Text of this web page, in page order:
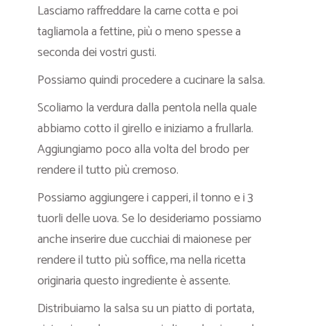
Lasciamo raffreddare la carne cotta e poi
tagliamola a fettine, più o meno spesse a
seconda dei vostri gusti.
Possiamo quindi procedere a cucinare la salsa.
Scoliamo la verdura dalla pentola nella quale
abbiamo cotto il girello e iniziamo a frullarla.
Aggiungiamo poco alla volta del brodo per
rendere il tutto più cremoso.
Possiamo aggiungere i capperi, il tonno e i 3
tuorli delle uova. Se lo desideriamo possiamo
anche inserire due cucchiai di maionese per
rendere il tutto più soffice, ma nella ricetta
originaria questo ingrediente è assente.
Distribuiamo la salsa su un piatto di portata,